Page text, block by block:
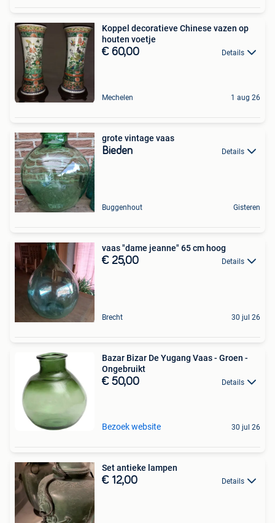
Koppel decoratieve Chinese vazen op
houten voetje
€ 60,00 Details
Mechelen 1 aug 26
grote vintage vaas
Bieden Details
Buggenhout Gisteren
vaas "dame jeanne" 65 cm hoog
€ 25,00 Details
Brecht 30 jul 26
Bazar Bizar De Yugang Vaas - Groen -
Ongebruikt
€ 50,00 Details
Bezoek website 30 jul 26
Set antieke lampen
€ 12,00 Details